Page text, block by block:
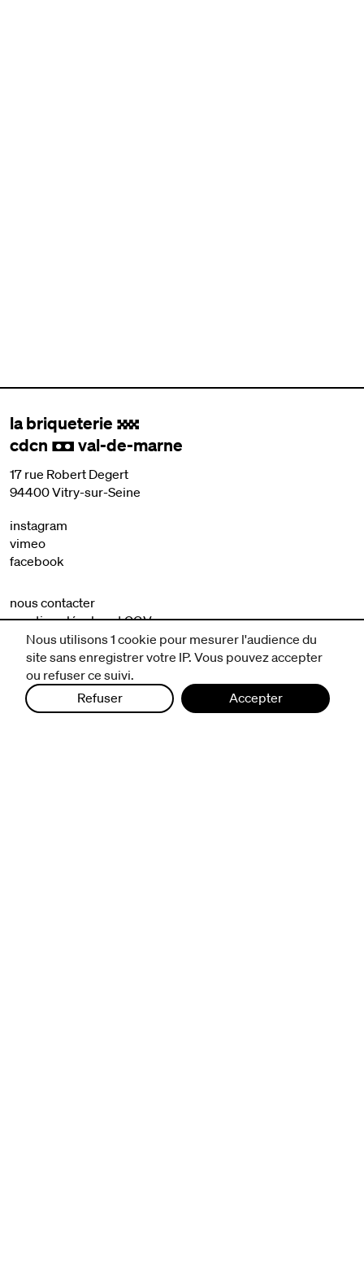
la briqueterie .
cdcn , val-de-marne
17 rue Robert Degert
94400 Vitry-sur-Seine
instagram
vimeo
facebook
nous contacter
mentions légales et CGV
politique de protection des données
Nous utilisons 1 cookie pour mesurer l'audience du
site sans enregistrer votre IP. Vous pouvez accepter
ou refuser ce suivi.
Refuser
Accepter